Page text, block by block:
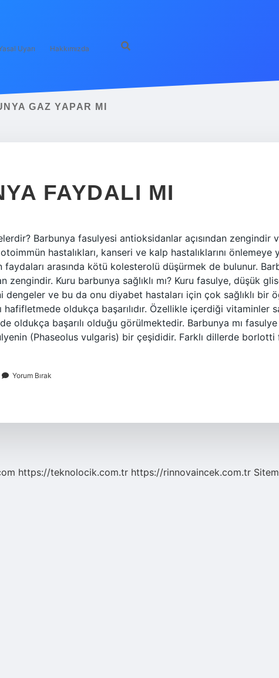
Uyarı Hakkımızda
GAZ YAPAR MI
FAYDALI MI
Barbunya fasulyesi antioksidanlar açısından zengindir
hastalıkları, kanseri ve kalp hastalıklarını önlemeye
faydaları arasında kötü kolesterolü düşürmek de bulunur.
zengindir. Kuru barbunya sağlıklı mı? Kuru fasulye, düşük
dengeler ve bu da onu diyabet hastaları için çok sağlıklı bir
hafifletmede oldukça başarılıdır. Özellikle içerdiği vitaminler
oldukça başarılı olduğu görülmektedir. Barbunya mı
(Phaseolus vulgaris) bir çeşididir. Farklı dillerde
Yorum Bırak
https://teknolocik.com.tr https://rinnovaincek.com.tr